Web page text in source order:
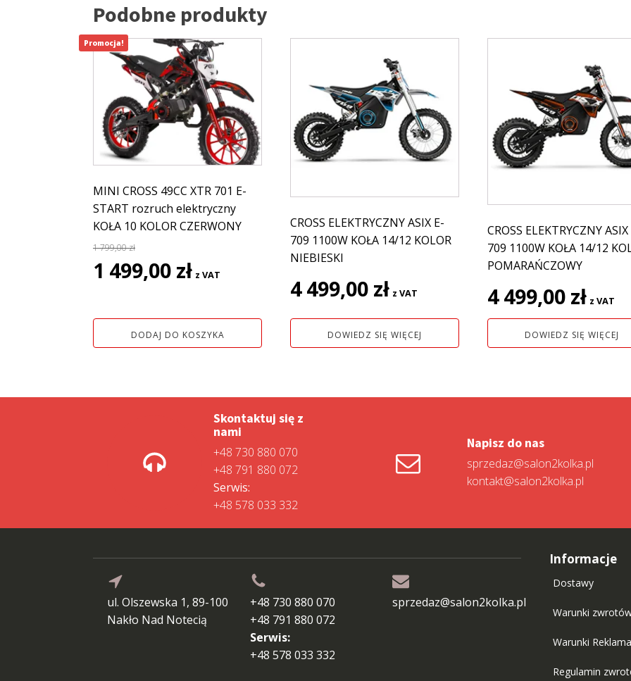
Podobne produkty
MINI CROSS 49CC XTR 701 E-
START rozruch elektryczny
KOŁA 10 KOLOR CZERWONY
1 799,00zł
Pierwotna
cena
1
799,00 zł.
1 499,00 zł cena
1
499,00 zł.
z VAT
DODAJ DO KOSZYKA
Promocja!
CROSS ELEKTRYCZNY ASIX E-
709 1100W KOŁA 14/12 KOLOR
NIEBIESKI
4 499,00 zł z VAT
DOWIEDZ SIĘ WIĘCEJ
CROSS ELEKTRYCZNY ASIX
709 1100W KOŁA 14/12
POMARAŃCZOWY
4 499,00 zł z VAT
DOWIEDZ SIĘ WIĘCEJ
Skontaktuj się z
nami
+48 730 880 070
+48 791 880 072
Serwis:
+48 578 033 332
Napisz do nas
sprzedaz@salon2kolka.pl
kontakt@salon2kolka.pl
ul. Olszewska 1, 89-100
Nakło Nad Notecią
+48 730 880 070
+48 791 880 072
Serwis:
+48 578 033 332
sprzedaz@salon2kolka.pl
Informacje
Dostawy
Warunki
Warunki
Regulamin